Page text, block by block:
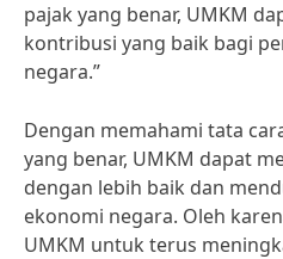
pajak yang benar, UMKM
kontribusi yang baik bagi
negara.”
Dengan memahami tata
yang benar, UMKM dapat
dengan lebih baik dan
ekonomi negara. Oleh
UMKM untuk terus